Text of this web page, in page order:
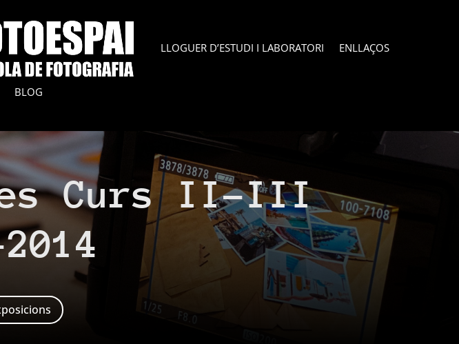
LLOGUER D’ESTUDI I LABORATORI ENLLAÇOS
BLOG
Curs II-III